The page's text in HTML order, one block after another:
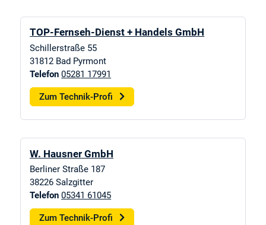
TOP-Fernseh-Dienst + Handels GmbH
Schillerstraße 55
31812 Bad Pyrmont
Telefon 05281 17991
Zum Technik-Profi
W. Hausner GmbH
Berliner Straße 187
38226 Salzgitter
Telefon 05341 61045
Zum Technik-Profi